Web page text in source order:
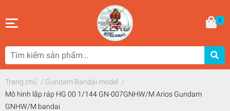
0
Trang chủ / Gundam Bandai model /
Mô hình lắp ráp HG 00 1/144 GN-007GNHW/M Arios Gundam
GNHW/M bandai